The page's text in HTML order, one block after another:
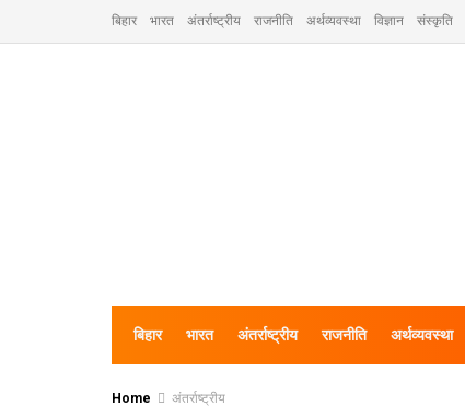
बिहार भारत अंतर्राष्ट्रीय राजनीति अर्थव्यवस्था विज्ञान संस्कृति
बिहार भारत अंतर्राष्ट्रीय राजनीति अर्थव्यवस्था
Home अंतर्राष्ट्रीय